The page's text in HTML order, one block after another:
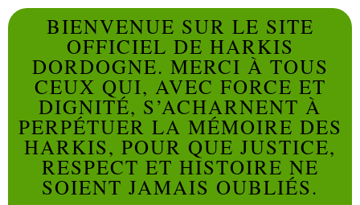
BIENVENUE SUR LE SITE
OFFICIEL DE HARKIS
DORDOGNE. MERCI À TOUS
CEUX QUI, AVEC FORCE ET
DIGNITÉ, S’ACHARNENT À
PERPÉTUER LA MÉMOIRE DES
HARKIS, POUR QUE JUSTICE,
RESPECT ET HISTOIRE NE
SOIENT JAMAIS OUBLIÉS.